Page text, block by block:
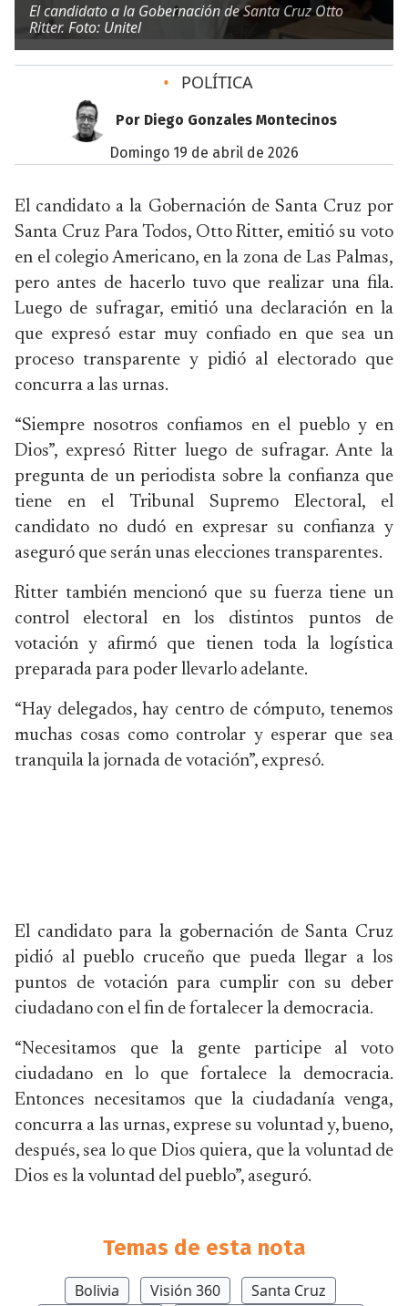
El candidato a la Gobernación de Santa Cruz Otto
Ritter. Foto: Unitel
• POLÍTICA
Por Diego Gonzales Montecinos
domingo 19 de abril de 2026
El candidato a la Gobernación de Santa Cruz por
Santa Cruz Para Todos, Otto Ritter, emitió su voto
en el colegio Americano, en la zona de Las Palmas,
pero antes de hacerlo tuvo que realizar una fila.
Luego de sufragar, emitió una declaración en la
que expresó estar muy confiado en que sea un
proceso transparente y pidió al electorado que
concurra a las urnas.
“Siempre nosotros confiamos en el pueblo y en
Dios”, expresó Ritter luego de sufragar. Ante la
pregunta de un periodista sobre la confianza que
tiene en el Tribunal Supremo Electoral, el
candidato no dudó en expresar su confianza y
aseguró que serán unas elecciones transparentes.
Ritter también mencionó que su fuerza tiene un
control electoral en los distintos puntos de
votación y afirmó que tienen toda la logística
preparada para poder llevarlo adelante.
“Hay delegados, hay centro de cómputo, tenemos
muchas cosas como controlar y esperar que sea
tranquila la jornada de votación”, expresó.
El candidato para la gobernación de Santa Cruz
pidió al pueblo cruceño que pueda llegar a los
puntos de votación para cumplir con su deber
ciudadano con el fin de fortalecer la democracia.
“Necesitamos que la gente participe al voto
ciudadano en lo que fortalece la democracia.
Entonces necesitamos que la ciudadanía venga,
concurra a las urnas, exprese su voluntad y, bueno,
después, sea lo que Dios quiera, que la voluntad de
Dios es la voluntad del pueblo”, aseguró.
Temas de esta nota
Bolivia Visión 360
Santa Cruz